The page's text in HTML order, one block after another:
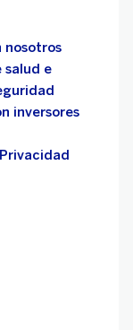
nosotros
salud e
inversores